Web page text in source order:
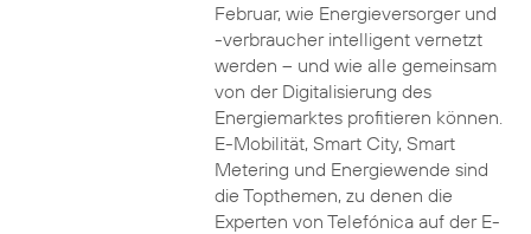
Februar, wie Energieversorger und
-verbraucher intelligent vernetzt
werden – und wie alle gemeinsam
von der Digitalisierung des
Energiemarktes profitieren können.
E-Mobilität, Smart City, Smart
Metering und Energiewende sind
die Topthemen, zu denen die
Experten von Telefónica auf der E-